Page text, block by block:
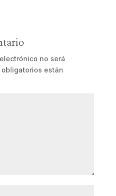
no será
obligatorios están